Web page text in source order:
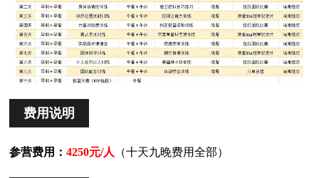
费用说明
参营费用：4250元/人 （十天九晚费用全部）